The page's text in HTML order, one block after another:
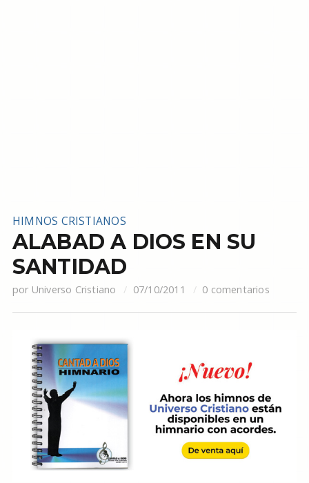
HIMNOS CRISTIANOS
ALABAD A DIOS EN SU
SANTIDAD
por Universo Cristiano 07/10/2011 0 comentarios